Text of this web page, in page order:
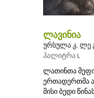
ლავინია
ურსულა კ. ლე
პალიტრა L
ლათინთა
ერთადერთმა
მისი ბედი